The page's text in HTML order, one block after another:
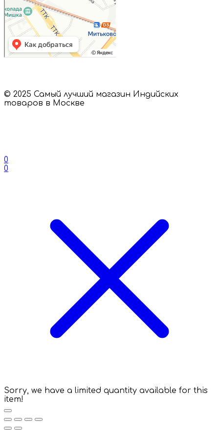
© 2025 Самый лучший магазин Индийских
товаров в Москве
0
0
Sorry, we have a limited quantity available for this
item!